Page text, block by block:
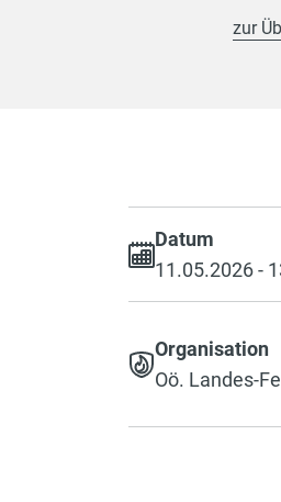
zur
Datum
11.05.2026 -
Organisation
Oö. Landes-